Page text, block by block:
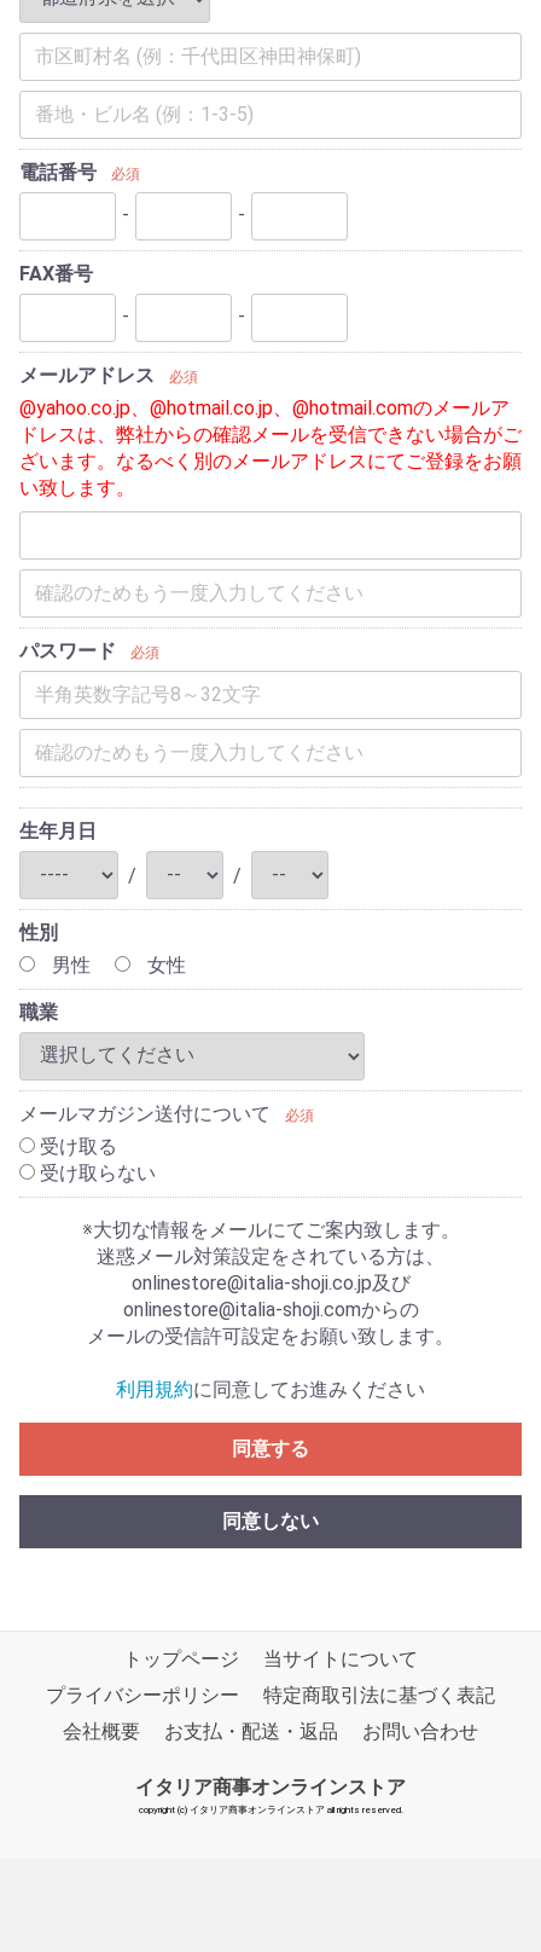
電話番号 必須
- -
FAX番号
-
-
メールアドレス 必須
@yahoo.co.jp、@hotmail.co.jp、@hotmail.comのメールア
ドレスは、弊社からの確認メールを受信できない場合がご
ざいます。なるべく別のメールアドレスにてご登録をお願
い致します。
パスワード 必須
生年月日
/
/
性別
男性
女性
職業
メールマガジン送付について 必須
受け取る
受け取らない
※大切な情報をメールにてご案内致します。
迷惑メール対策設定をされている方は、
onlinestore@italia-shoji.co.jp及び
onlinestore@italia-shoji.comからの
メールの受信許可設定をお願い致します。
利用規約に同意してお進みください
同意する
同意しない
トップページ
当サイトについて
プライバシーポリシー
特定商取引法に基づく表記
会社概要
お支払・配送・返品 お問い合わせ
イタリア商事オンラインストア
copyright (c) イタリア商事オンラインストア all rights reserved.